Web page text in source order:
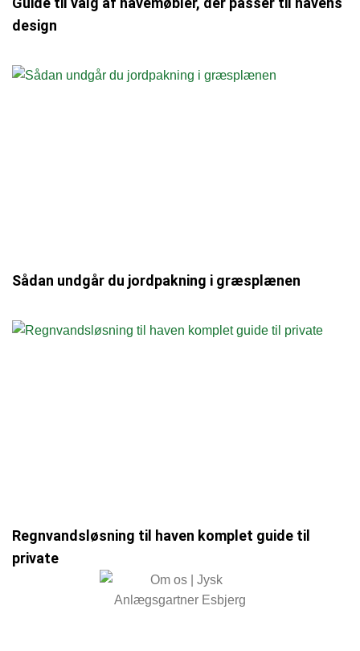
design
Sådan undgår du jordpakning i græsplænen
Regnvandsløsning til haven komplet guide til
private